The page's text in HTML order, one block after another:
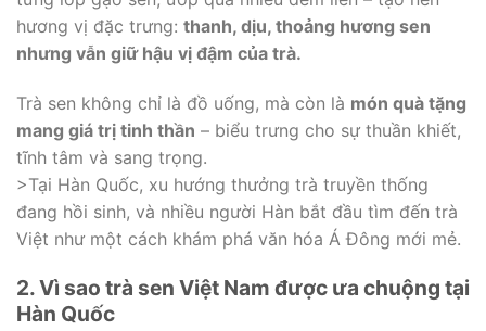
hương vị đặc trưng: thanh, dịu, thoảng hương sen
nhưng vẫn giữ hậu vị đậm của trà.
Trà sen không chỉ là đồ uống, mà còn là món quà tặng
mang giá trị tinh thần – biểu trưng cho sự thuần khiết,
tĩnh tâm và sang trọng.
>Tại Hàn Quốc, xu hướng thưởng trà truyền thống
đang hồi sinh, và nhiều người Hàn bắt đầu tìm đến trà
Việt như một cách khám phá văn hóa Á Đông mới mẻ.
2. Vì sao trà sen Việt Nam được ưa chuộng tại
Hàn Quốc